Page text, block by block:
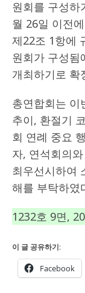
원회를 구성하
월 26일 이전
제22조 1항에
원회가 구성됨
개최하기로 확
총연합회는 이
추이, 환절기
회 연례 중요
자, 연석회의
최우선시하여
해를 부탁하였
1232호 9면,
이 글 공유하기:
Facebook